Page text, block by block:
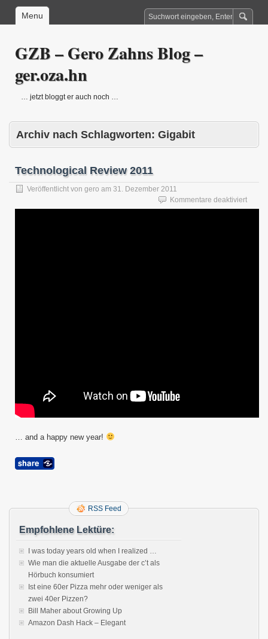
Menu
GZB – Gero Zahns Blog –
ger.oza.hn
… jetzt bloggt er auch noch …
Archiv nach Schlagworten: Gigabit
Technological Review 2011
Veröffentlicht von gero am 31. Dezember 2011
Kommentare deaktiviertfür
… and a happy new year!
RSS Feed
Empfohlene Lektüre:
I was today years old when I realized …
Wie man die aktuelle Ausgabe der c’t als
Hörbuch konsumiert
Ist eine 60er Pizza mehr oder weniger als
zwei 40er Pizzen?
Bill Maher about Growing Up
Amazon Dash Hack – Elegant